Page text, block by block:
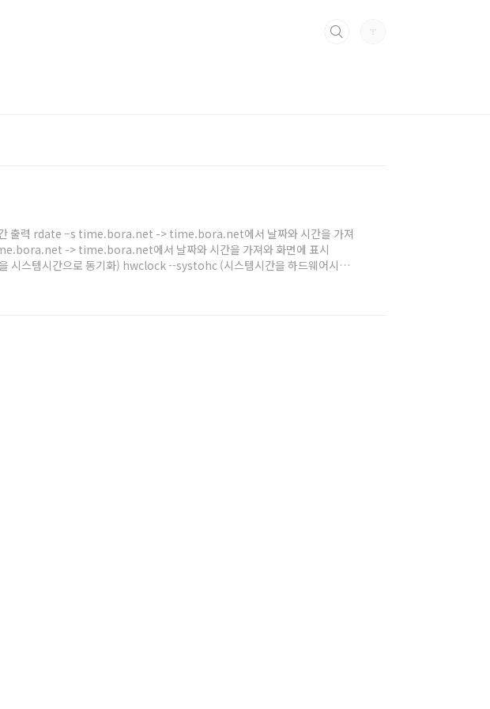
출력 rdate –s time.bora.net -> time.bora.net에서 날짜와 시간을 가져
-> time.bora.net에서 날짜와 시간을 가져와 화면에 표시
스템시간으로 동기화) hwclock --systohc (시스템시간을 하드웨어시간